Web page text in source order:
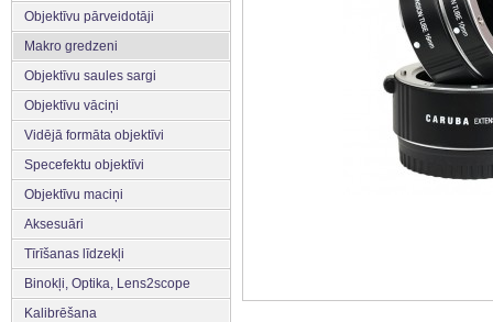
Objektīvu pārveidotāji
Makro gredzeni
Objektīvu saules sargi
Objektīvu vāciņi
Vidējā formāta objektīvi
Specefektu objektīvi
Objektīvu maciņi
Aksesuāri
Tīrīšanas līdzekļi
Binokļi, Optika, Lens2scope
Kalibrēšana